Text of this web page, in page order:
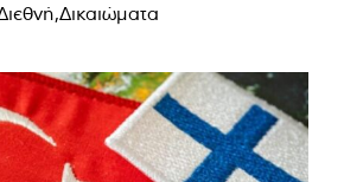
,Δικαιώματα